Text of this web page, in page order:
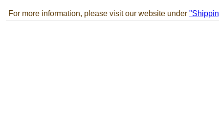
For more information, please visit our website under